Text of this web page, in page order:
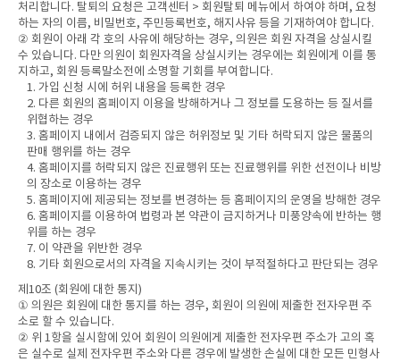
처리합니다. 탈퇴의 요청은 고객센터 > 회원탈퇴 메뉴에서 하여야 하며, 요청
하는 자의 이름, 비밀번호, 주민등록번호, 해지사유 등을 기재하여야 합니다.
② 회원이 아래 각 호의 사유에 해당하는 경우, 의원은 회원 자격을 상실시킬
수 있습니다. 다만 의원이 회원자격을 상실시키는 경우에는 회원에게 이를 통
지하고, 회원 등록말소전에 소명할 기회를 부여합니다.
1. 가입 신청 시에 허위 내용을 등록한 경우
2. 다른 회원의 홈페이지 이용을 방해하거나 그 정보를 도용하는 등 질서를
위협하는 경우
3. 홈페이지 내에서 검증되지 않은 허위정보 및 기타 허락되지 않은 물품의
판매 행위를 하는 경우
4. 홈페이지를 허락되지 않은 진료행위 또는 진료행위를 위한 선전이나 비방
의 장소로 이용하는 경우
5. 홈페이지에 제공되는 정보를 변경하는 등 홈페이지의 운영을 방해한 경우
6. 홈페이지를 이용하여 법령과 본 약관이 금지하거나 미풍양속에 반하는 행
위를 하는 경우
7. 이 약관을 위반한 경우
8. 기타 회원으로서의 자격을 지속시키는 것이 부적절하다고 판단되는 경우
제10조 (회원에 대한 통지)
① 의원은 회원에 대한 통지를 하는 경우, 회원이 의원에 제출한 전자우편 주
소로 할 수 있습니다.
② 위 1항을 실시함에 있어 회원이 의원에게 제출한 전자우편 주소가 고의 혹
은 실수로 실제 전자우편 주소와 다른 경우에 발생한 손실에 대한 모든 민형사